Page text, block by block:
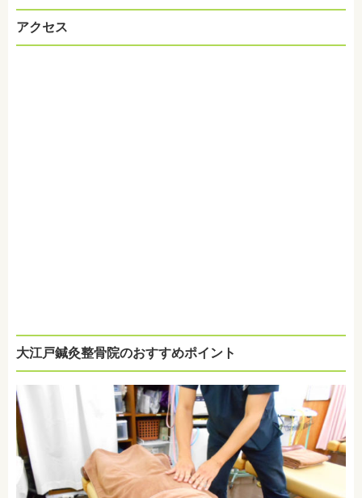
アクセス
大江戸鍼灸整骨院のおすすめポイント